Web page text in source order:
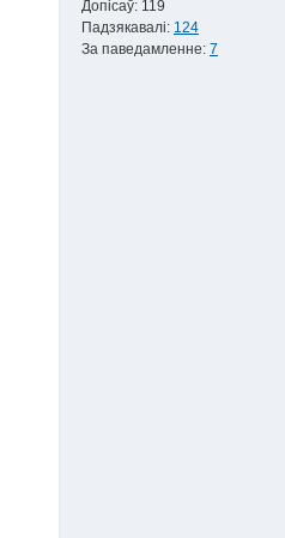
Допісаў: 119
Падзякавалі: 124
За паведамленне: 7